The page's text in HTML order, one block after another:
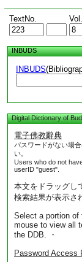
TextNo. Vol.
INBUDS
INBUDS
Digital Dictionary of
電子佛教辭典
パスワードがない場
い。
Users who do not
userID "guest".
本文をドラッグし
検索結果が表示さ
Select a portion of
mouse to view all
the DDB. ・
Password Access